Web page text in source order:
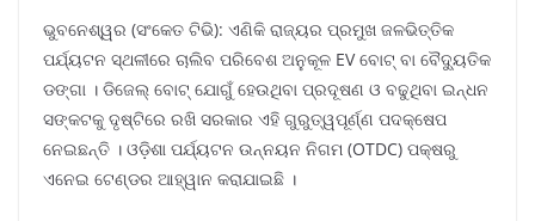
ଭୁବନେଶ୍ୱର (ସଂକେତ ଟିଭି): ଏଣିକି ରାଜ୍ୟର ପ୍ରମୁଖ ଜଳଭିତ୍ତିକ
ପର୍ଯ୍ୟଟନ ସ୍ଥଳୀରେ ଚାଲିବ ପରିବେଶ ଅନୁକୂଳ EV ବୋଟ୍ ବା ବୈଦ୍ୟୁତିକ
ଡଙ୍ଗା । ଡିଜେଲ୍ ବୋଟ୍ ଯୋଗୁଁ ହେଉଥିବା ପ୍ରଦୂଷଣ ଓ ବଢୁଥିବା ଇନ୍ଧନ
ସଙ୍କଟକୁ ଦୃଷ୍ଟିରେ ରଖି ସରକାର ଏହି ଗୁରୁତ୍ୱପୂର୍ଣ୍ଣ ପଦକ୍ଷେପ
ନେଇଛନ୍ତି । ଓଡ଼ିଶା ପର୍ଯ୍ୟଟନ ଉନ୍ନୟନ ନିଗମ (OTDC) ପକ୍ଷରୁ
ଏନେଇ ଟେଣ୍ଡର ଆହ୍ୱାନ କରାଯାଇଛି ।